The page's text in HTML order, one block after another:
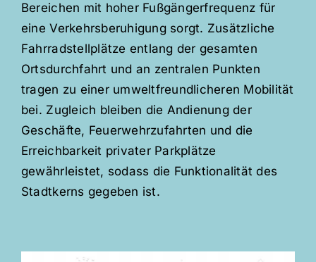
Bereichen mit hoher Fußgängerfrequenz für
eine Verkehrsberuhigung sorgt. Zusätzliche
Fahrradstellplätze entlang der gesamten
Ortsdurchfahrt und an zentralen Punkten
tragen zu einer umweltfreundlicheren Mobilität
bei. Zugleich bleiben die Andienung der
Geschäfte, Feuerwehrzufahrten und die
Erreichbarkeit privater Parkplätze
gewährleistet, sodass die Funktionalität des
Stadtkerns gegeben ist.